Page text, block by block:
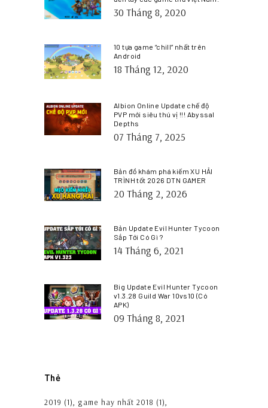
30 Tháng 8, 2020
10 tựa game “chill” nhất trên
Android
18 Tháng 12, 2020
Albion Online Update chế độ
PVP mới siêu thú vị !!! Abyssal
Depths
07 Tháng 7, 2025
Bản đồ khám phá kiếm XU HẢI
TRÌNH tốt 2026 DTN GAMER
20 Tháng 2, 2026
Bản Update Evil Hunter Tycoon
Sắp Tới Có Gì ?
14 Tháng 6, 2021
Big Update Evil Hunter Tycoon
v1.3.28 Guild War 10vs10 (Có
APK)
09 Tháng 8, 2021
Thẻ
2019 (1) game hay nhất 2018 (1)